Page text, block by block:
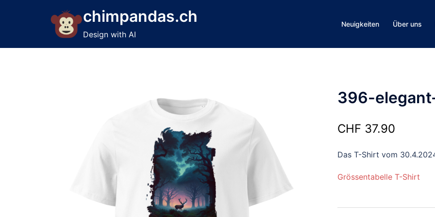
chimpandas.ch
Design with AI
Neuigkeiten Über uns
396-
CHF 37.90
Das T-Shirt vom
Grössentabelle T-Shirt